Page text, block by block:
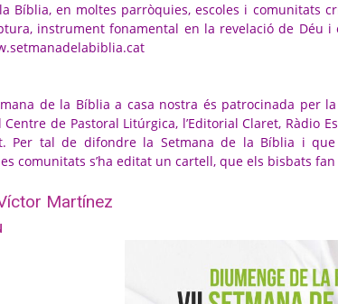
Bíblia, en moltes parròquies, escoles i comunitats
instrument fonamental en la revelació de
de la Bíblia a casa nostra és patrocinada per
de Pastoral Litúrgica, l’Editorial Claret, Ràdio
Per tal de difondre la Setmana de la Bíblia i
comunitats s’ha editat un cartell, que els bisbats
Martínez